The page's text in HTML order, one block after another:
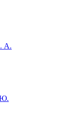
А.
Ю.